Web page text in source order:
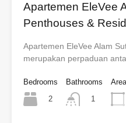
Apartemen EleVee
Penthouses &
Apartemen EleVee Alam
merupakan perpaduan
Bedrooms
2
Bathrooms
1
Area